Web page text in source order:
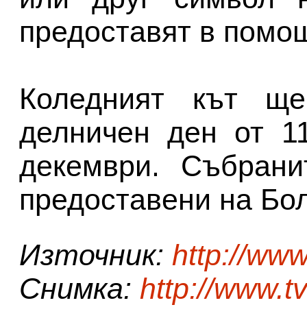
предоставят в
Коледният кът
делничен ден от
декември.
предоставени на
Източник: http://
Снимка: http://